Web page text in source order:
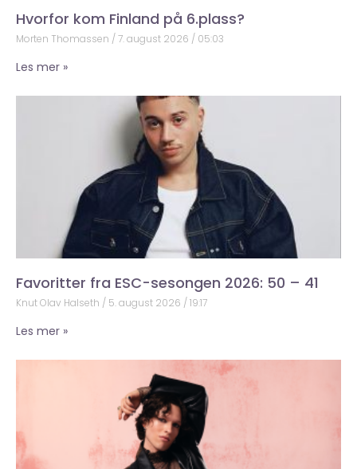
Hvorfor kom Finland på 6.plass?
Morten Thomassen 7. august 2026 05:03
Les mer »
Favoritter fra ESC-sesongen 2026: 50 – 41
Knut Olav Halseth 5. august 2026 19:17
Les mer »